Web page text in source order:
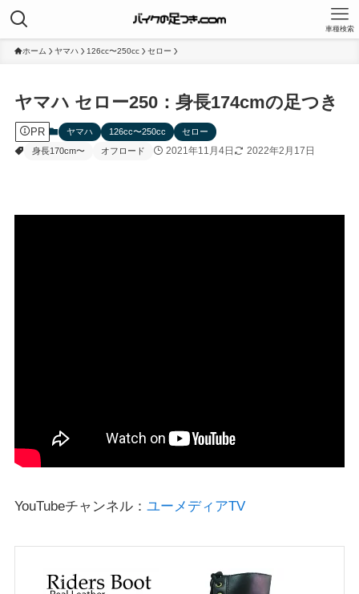
車種検索
ホーム ヤマハ 126cc〜250cc セロー
ヤマハ セロー250：身長174cmの足つき
PR ヤマハ 126cc〜250cc
セロー
身長170cm〜
オフロード 2021年11月4日 2022年2月17日
YouTubeチャンネル： ユーメディアTV